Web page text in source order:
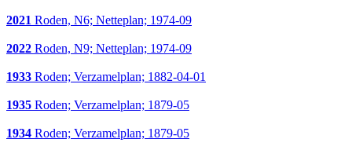
2021 Roden, N6; Netteplan; 1974-09
2022 Roden, N9; Netteplan; 1974-09
1933 Roden; Verzamelplan; 1882-04-01
1935 Roden; Verzamelplan; 1879-05
1934 Roden; Verzamelplan; 1879-05